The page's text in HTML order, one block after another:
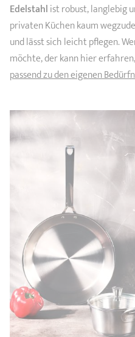
Edelstahlist robust, langlebig
privaten Küchen kaum
und lässt sich leicht pflegen.
möchte, der kann hier erfahren,
passend zu den eigenen